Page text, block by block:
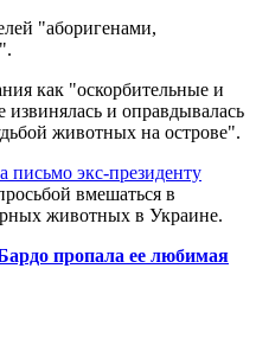
"аборигенами,
как "оскорбительные и
и оправдывалась
животных на острове".
письмо экс-президенту
вмешаться в
животных в Украине.
пропала ее любимая